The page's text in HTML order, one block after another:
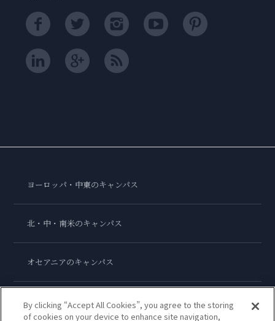
ヨーロッパ・中東のキャンパス
北・中・南米のキャンパス
オセアニアのキャンパス
アジアのキャンパス
By clicking “Accept All Cookies”, you agree to the storing
of cookies on your device to enhance site navigation,